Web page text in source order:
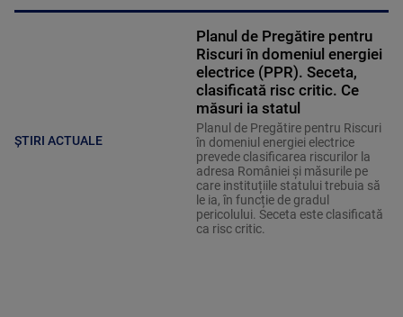
ȘTIRI ACTUALE
Planul de Pregătire pentru
Riscuri în domeniul energiei
electrice (PPR). Seceta,
clasificată risc critic. Ce
măsuri ia statul
Planul de Pregătire pentru Riscuri
în domeniul energiei electrice
prevede clasificarea riscurilor la
adresa României și măsurile pe
care instituțiile statului trebuia să
le ia, în funcție de gradul
pericolului. Seceta este clasificată
ca risc critic.